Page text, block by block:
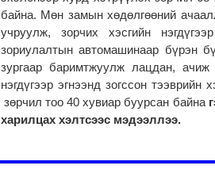
байна. Мөн замын хөдөлгөөний
учруулж, зорчих хэсгийн
зориулалтын автомашинаар бүрэн
зургаар баримтжуулж лацдан,
нэгдүгээр эгнээнд зогссон
зөрчил тоо 40 хувиар буурсан байна
харилцах хэлтсээс мэдээллээ.